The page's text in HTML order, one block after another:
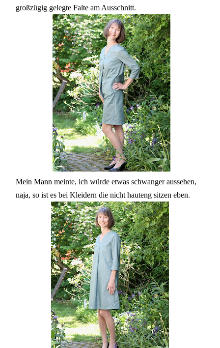
großzügig gelegte Falte am Ausschnitt.
Mein Mann meinte, ich würde etwas schwanger aussehen,
naja, so ist es bei Kleidern die nicht hauteng sitzen eben.